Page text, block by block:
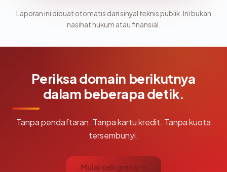
Laporan ini dibuat otomatis dari sinyal teknis publik. Ini bukan
nasihat hukum atau finansial.
Periksa domain berikutnya
dalam beberapa detik.
Tanpa pendaftaran. Tanpa kartu kredit. Tanpa kuota
tersembunyi.
Mulai cek gratis →